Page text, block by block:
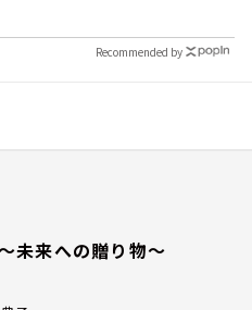
Recommended by
未来への贈り物～